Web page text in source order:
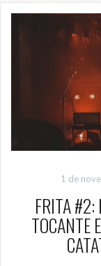
1 de
FRITA #2:
TOCANTE